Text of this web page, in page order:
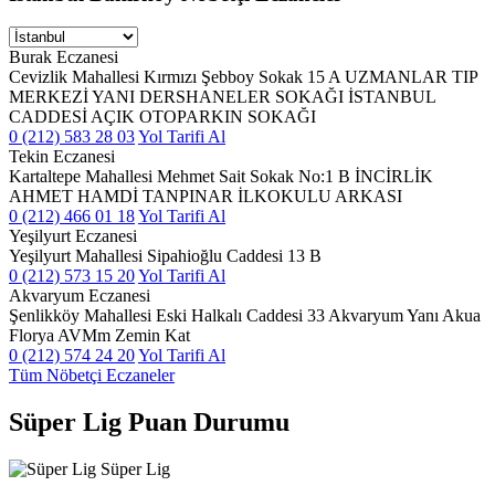
Burak Eczanesi
Cevizlik Mahallesi Kırmızı Şebboy Sokak 15 A UZMANLAR TIP
MERKEZİ YANI DERSHANELER SOKAĞI İSTANBUL
CADDESİ AÇIK OTOPARKIN SOKAĞI
0 (212) 583 28 03Yol Tarifi Al
Tekin Eczanesi
Kartaltepe Mahallesi Mehmet Sait Sokak No:1 B İNCİRLİK
AHMET HAMDİ TANPINAR İLKOKULU ARKASI
0 (212) 466 01 18Yol Tarifi Al
Yeşilyurt Eczanesi
Yeşilyurt Mahallesi Sipahioğlu Caddesi 13 B
0 (212) 573 15 20Yol Tarifi Al
Akvaryum Eczanesi
Şenlikköy Mahallesi Eski Halkalı Caddesi 33 Akvaryum Yanı Akua
Florya AVMm Zemin Kat
0 (212) 574 24 20Yol Tarifi Al
Tüm Nöbetçi Eczaneler
Süper Lig Puan Durumu
Süper Lig